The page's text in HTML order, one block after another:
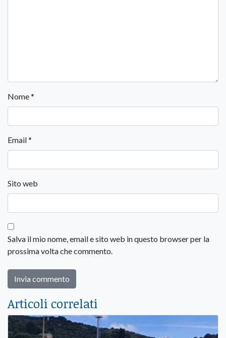
Nome*
Email*
Sito web
Salva il mio nome, email e sito web in questo browser per la
prossima volta che commento.
Articoli correlati